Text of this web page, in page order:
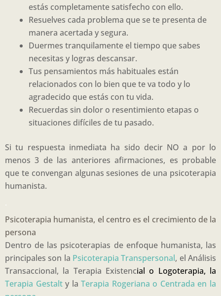
estás completamente satisfecho con ello.
Resuelves cada problema que se te presenta de
manera acertada y segura.
Duermes tranquilamente el tiempo que sabes
necesitas y logras descansar.
Tus pensamientos más habituales están
relacionados con lo bien que te va todo y lo
agradecido que estás con tu vida.
Recuerdas sin dolor o resentimiento etapas o
situaciones difíciles de tu pasado.
Si tu respuesta inmediata ha sido decir NO a por lo
menos 3 de las anteriores afirmaciones, es probable
que te convengan algunas sesiones de una psicoterapia
humanista.
.
Psicoterapia humanista, el centro es el crecimiento de la
persona
Dentro de las psicoterapias de enfoque humanista, las
principales son la Psicoterapia Transpersonal, el Análisis
Transaccional, la Terapia Existencialo Logoterapia, la
Terapia Gestalty laTerapia Rogeriana o Centrada en la